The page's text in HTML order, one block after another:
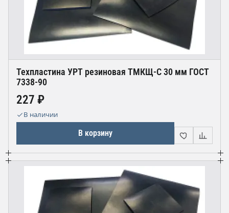
Техпластина УРТ резиновая ТМКЩ-С 30 мм ГОСТ
7338-90
227 ₽
В наличии
В корзину